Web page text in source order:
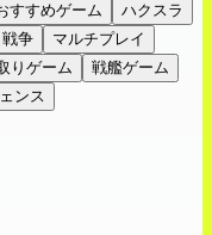
すすめゲーム
ハクスラ
戦争
マルチプレイ
りゲーム
戦艦ゲーム
ンス